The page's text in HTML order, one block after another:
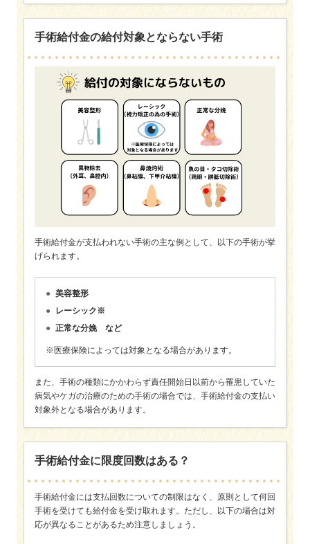
手術給付金の給付対象とならない手術
手術給付金が支払われない手術の主な例として、以下の手術が挙
げられます。
美容整形
レーシック※
正常な分娩 など
※医療保険によっては対象となる場合があります。
また、手術の種類にかかわらず責任開始日以前から罹患していた
病気やケガの治療のための手術の場合では、手術給付金の支払い
対象外となる場合があります。
手術給付金に限度回数はある？
手術給付金には支払回数についての制限はなく、原則として何回
手術を受けても給付金を受け取れます。ただし、以下の場合は対
応が異なることがあるため注意しましょう。